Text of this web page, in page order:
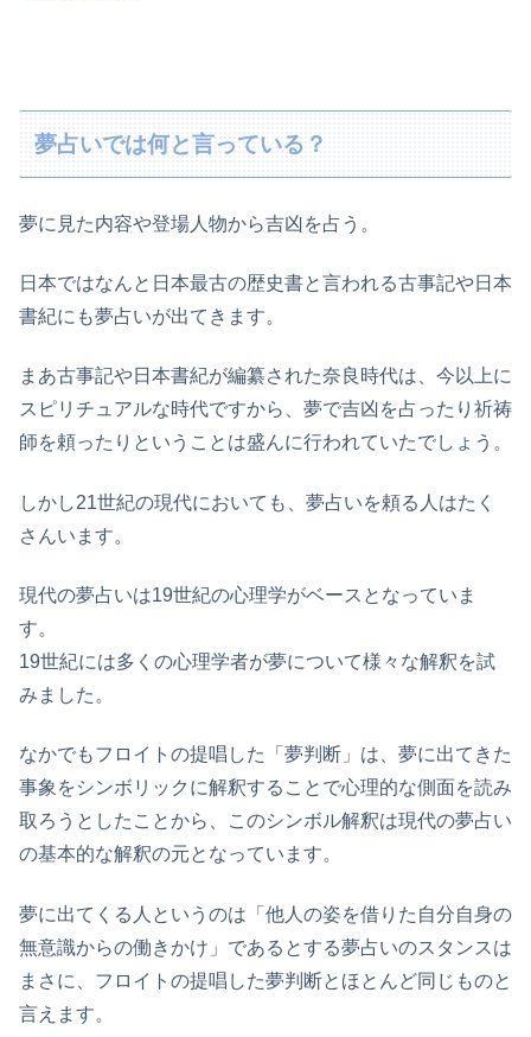
夢占いでは何と言っている？
夢に見た内容や登場人物から吉凶を占う。
日本ではなんと日本最古の歴史書と言われる古事記や日本
書紀にも夢占いが出てきます。
まあ古事記や日本書紀が編纂された奈良時代は、今以上に
スピリチュアルな時代ですから、夢で吉凶を占ったり祈祷
師を頼ったりということは盛んに行われていたでしょう。
しかし21世紀の現代においても、夢占いを頼る人はたく
さんいます。
現代の夢占いは19世紀の心理学がベースとなっていま
す。
19世紀には多くの心理学者が夢について様々な解釈を試
みました。
なかでもフロイトの提唱した「夢判断」は、夢に出てきた
事象をシンボリックに解釈することで心理的な側面を読み
取ろうとしたことから、このシンボル解釈は現代の夢占い
の基本的な解釈の元となっています。
夢に出てくる人というのは「他人の姿を借りた自分自身の
無意識からの働きかけ」であるとする夢占いのスタンスは
まさに、フロイトの提唱した夢判断とほとんど同じものと
言えます。